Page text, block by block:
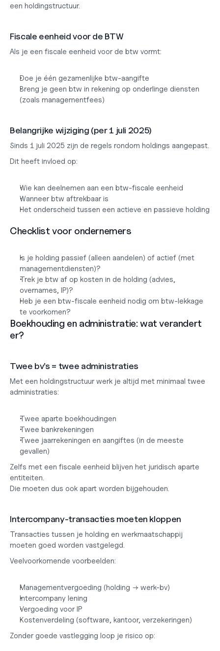
een holdingstructuur.
Fiscale eenheid voor de BTW
Als je een fiscale eenheid voor de btw vormt:
Doe je één gezamenlijke btw-aangifte
Breng je geen btw in rekening op onderlinge diensten
(zoals managementfees)
Belangrijke wijziging (per 1 juli 2025)
Sinds 1 juli 2025 zijn de regels rondom holdings aangepast.
Dit heeft invloed op:
Wie kan deelnemen aan een btw-fiscale eenheid
Wanneer btw aftrekbaar is
Het onderscheid tussen een actieve en passieve holding
Checklist voor ondernemers
Is je holding passief (alleen aandelen) of actief (met
managementdiensten)?
Trek je btw af op kosten in de holding (advies,
overnames, IP)?
Heb je een btw-fiscale eenheid nodig om btw-lekkage
te voorkomen?
Boekhouding en administratie: wat verandert
er?
Twee bv’s = twee administraties
Met een holdingstructuur werk je altijd met minimaal twee
administraties:
Twee aparte boekhoudingen
Twee bankrekeningen
Twee jaarrekeningen en aangiftes (in de meeste
gevallen)
Zelfs met een fiscale eenheid blijven het juridisch aparte
entiteiten.
Die moeten dus ook apart worden bijgehouden.
Intercompany-transacties moeten kloppen
Transacties tussen je holding en werkmaatschappij
moeten goed worden vastgelegd.
Veelvoorkomende voorbeelden:
Managementvergoeding (holding → werk-bv)
Intercompany lening
Vergoeding voor IP
Kostenverdeling (software, kantoor, verzekeringen)
Zonder goede vastlegging loop je risico op: